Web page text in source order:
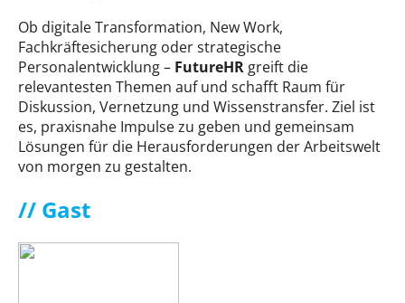
Ob digitale Transformation, New Work,
Fachkräftesicherung oder strategische
Personalentwicklung – FutureHR greift die
relevantesten Themen auf und schafft Raum für
Diskussion, Vernetzung und Wissenstransfer. Ziel ist
es, praxisnahe Impulse zu geben und gemeinsam
Lösungen für die Herausforderungen der Arbeitswelt
von morgen zu gestalten.
// Gast